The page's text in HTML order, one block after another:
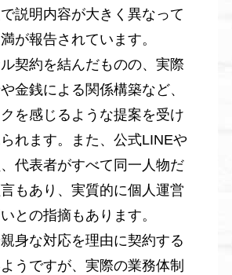
説明内容が大きく異なって
が報告されています。
契約を結んだものの、実際
金銭による関係構築など、
を感じるような提案を受け
れます。また、公式LINEや
代表者がすべて同一人物だ
もあり、実質的に個人運営
との指摘もあります。
身な対応を理由に契約する
うですが、実際の業務体制